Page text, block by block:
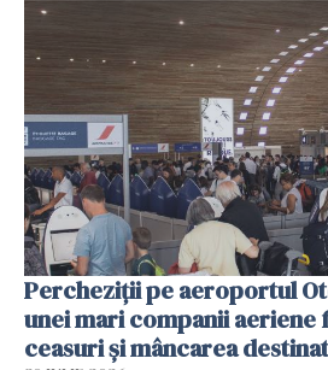
Percheziții pe aeroportul
unei mari companii
ceasuri și mâncarea